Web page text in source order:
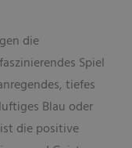
die
Spiel
tiefes
Blau oder
die positive